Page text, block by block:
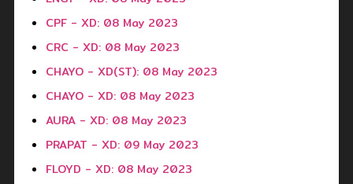
CPF - XD: 08 May 2023
CRC - XD: 08 May 2023
CHAYO - XD(ST): 08 May 2023
CHAYO - XD: 08 May 2023
AURA - XD: 08 May 2023
PRAPAT - XD: 09 May 2023
FLOYD - XD: 08 May 2023